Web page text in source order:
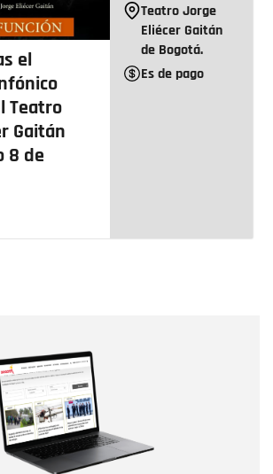
el
Teatro
Gaitán
8 de
Teatro Jorge
Eliécer Gaitán
de Bogotá.
Es de pago